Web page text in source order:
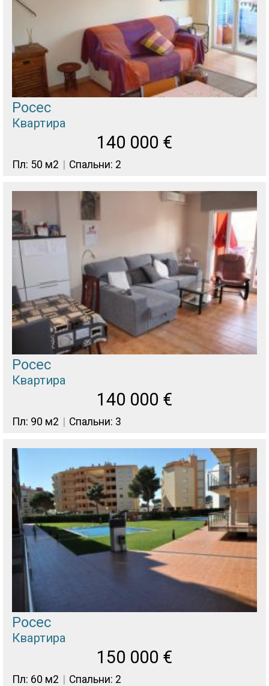
Росес
Квартира
140 000 €
Пл: 50 м2 Спальни: 2
Росес
Квартира
140 000 €
Пл: 90 м2 Спальни: 3
Росес
Квартира
150 000 €
Пл: 60 м2 Спальни: 2